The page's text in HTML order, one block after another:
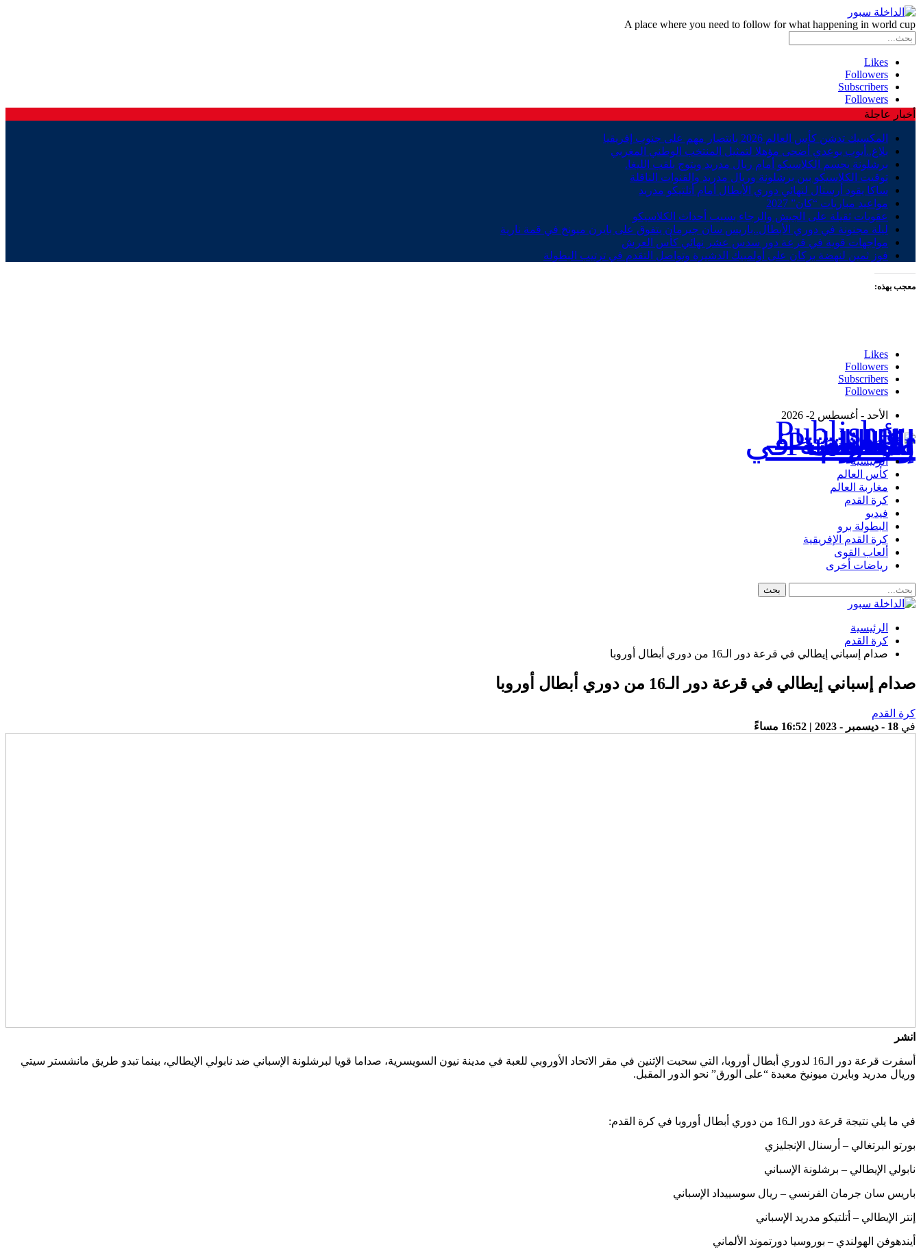
A place where you need to follow for what happening in world cup
Likes
Followers
Subscribers
Followers
أخبار عاجلة
المكسيك تدشن كأس العالم 2026 بانتصار مهم على جنوب إفريقيا
بلاغ..أيوب بوعدي أضحى مؤهلا لتمثيل المنتخب الوطني المغربي
برشلونة يحسم الكلاسيكو أمام ريال مدريد ويتوج بلقب الليغا.
توقيت الكلاسيكو بين برشلونة وريال مدريد والقنوات الناقلة
ساكا يقود أرسنال لنهائي دوري الأبطال أمام أتلتيكو مدريد
مواعيد مباريات “كان” 2027
عقوبات ثقيلة على الجيش والرجاء بسبب أحداث الكلاسيكو
ليلة مجنونة في دوري الأبطال..باريس سان جيرمان يتفوق على بايرن ميونخ في قمة نارية
مواجهات قوية في قرعة دور سدس عشر نهائي كأس العرش
فوز ثمين لنهضة بركان على أولمبيك الدشيرة وتواصل التقدم في ترتيب البطولة
معجب بهذه:
Likes
Followers
Subscribers
Followers
الأحد - أغسطس 2- 2026
Publisher - تغطية إخبارية لكافة الأحداث الرياضية في المغرب والعالم.
الرئيسية
كأس العالم
مغاربة العالم
كرة القدم
فيديو
البطولة برو
كرة القدم الإفريقية
ألعاب القوى
رياضات أخرى
الرئيسية
كرة القدم
صدام إسباني إيطالي في قرعة دور الـ16 من دوري أبطال أوروبا
صدام إسباني إيطالي في قرعة دور الـ16 من دوري أبطال أوروبا
كرة القدم
في 18 - ديسمبر - 2023 | 16:52 مساءً
انشر
أسفرت قرعة دور الـ16 لدوري أبطال أوروبا، التي سحبت الإثنين في مقر الاتحاد الأوروبي للعبة في مدينة نيون السويسرية، صداما قويا لبرشلونة الإسباني ضد نابولي الإيطالي، بينما تبدو طريق مانشستر سيتي
وريال مدريد وبايرن ميونيخ معبدة “على الورق” نحو الدور المقبل.
في ما يلي نتيجة قرعة دور الـ16 من دوري أبطال أوروبا في كرة القدم:
بورتو البرتغالي – أرسنال الإنجليزي
نابولي الإيطالي – برشلونة الإسباني
باريس سان جرمان الفرنسي – ريال سوسييداد الإسباني
إنتر الإيطالي – أتلتيكو مدريد الإسباني
أيندهوفن الهولندي – بوروسيا دورتموند الألماني